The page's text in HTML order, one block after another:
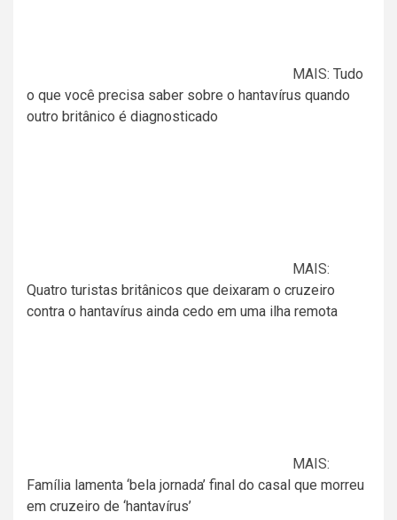
MAIS: Tudo
o que você precisa saber sobre o hantavírus quando
outro britânico é diagnosticado
MAIS:
Quatro turistas britânicos que deixaram o cruzeiro
contra o hantavírus ainda cedo em uma ilha remota
MAIS:
Família lamenta ‘bela jornada’ final do casal que morreu
em cruzeiro de ‘hantavírus’